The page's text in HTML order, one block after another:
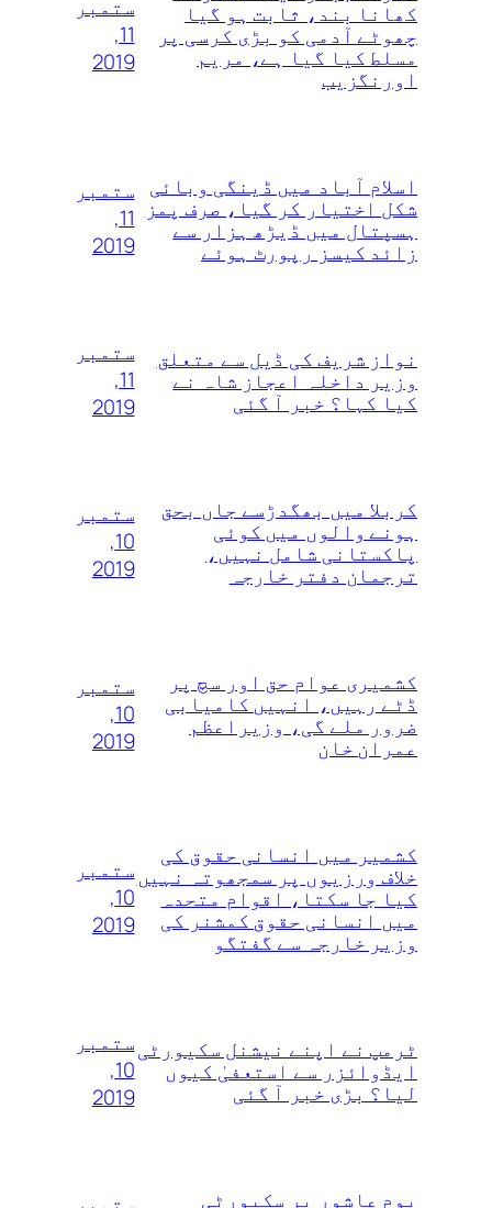
کھانا بند، ثابت ہو گیا
چھوٹے آدمی کو بڑی کرسی پر
مسلط کیا گیا ہے، مریم
اورنگزیب
ستمبر
11,
2019
اسلام آباد میں ڈینگی وبائی
شکل اختیار کر گیا، صرف پمز
ہسپتال میں ڈیڑھ ہزار سے
زائد کیسز رپورٹ ہوئے
ستمبر
11,
2019
نواز شریف کی ڈیل سے متعلق
وزیر داخلہ اعجاز شاہ نے
کیا کہا؟ خبر آ گئی
ستمبر
11,
2019
کربلا میں بھگدڑسے جاں بحق
ہونے والوں میں کوئی
پاکستانی شامل نہیں،
ترجمان دفتر خارجہ
ستمبر
10,
2019
کشمیری عوام حق اور سچ پر
ڈٹے رہیں، انہیں کامیابی
ضرور ملے گی، وزیراعظم
عمران خان
ستمبر
10,
2019
کشمیر میں انسانی حقوق کی
خلاف ورزیوں پر سمجھوتہ نہیں‌
کیا جا سکتا، اقوام متحدہ
میں انسانی حقوق کمشنر کی
وزیر خارجہ سے گفتگو
ستمبر
10,
2019
ٹرمپ نے اپنے نیشنل سکیورٹی
ایڈوائزر سے استعفیٰ کیوں
لیا؟ بڑی خبر آ گئی
ستمبر
10,
2019
یوم عاشور پر سکیورٹی